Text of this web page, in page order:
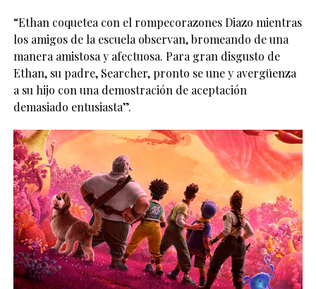
“Ethan coquetea con el rompecorazones Diazo mientras
los amigos de la escuela observan, bromeando de una
manera amistosa y afectuosa. Para gran disgusto de
Ethan, su padre, Searcher, pronto se une y avergüenza
a su hijo con una demostración de aceptación
demasiado entusiasta”.